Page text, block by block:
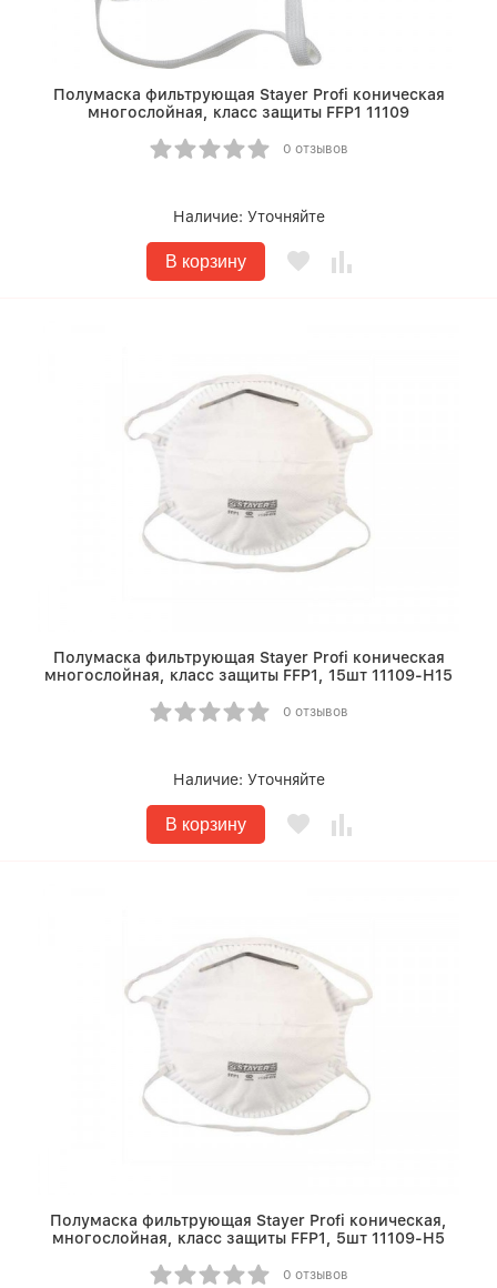
Полумаска фильтрующая Stayer Profi коническая
многослойная, класс защиты FFP1 11109
0 отзывов
Наличие: Уточняйте
В корзину
Полумаска фильтрующая Stayer Profi коническая
многослойная, класс защиты FFP1, 15шт 11109-H15
0 отзывов
Наличие: Уточняйте
В корзину
Полумаска фильтрующая Stayer Profi коническая,
многослойная, класс защиты FFP1, 5шт 11109-H5
0 отзывов